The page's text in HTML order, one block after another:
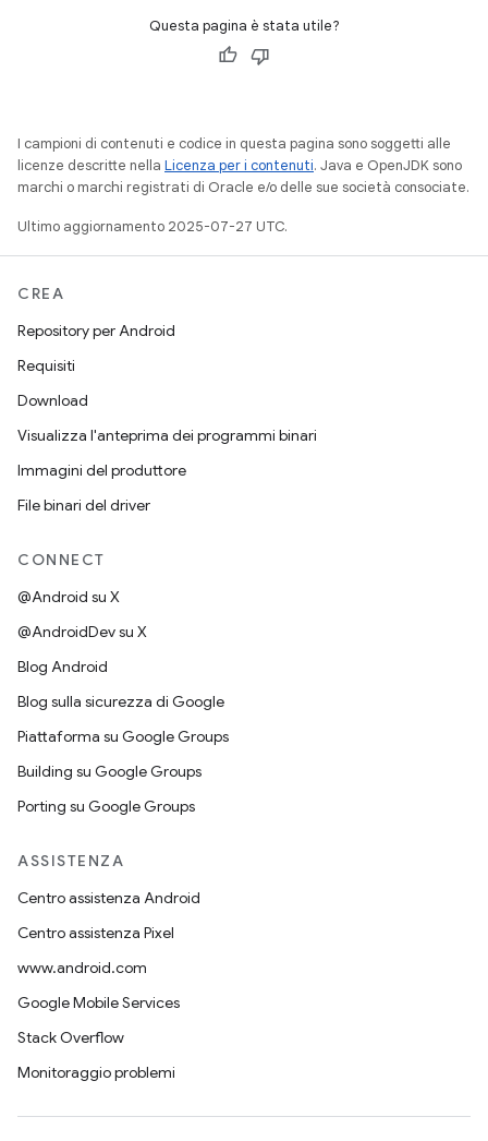
Questa pagina è stata utile?
I campioni di contenuti e codice in questa pagina sono soggetti alle
licenze descritte nella Licenza per i contenuti. Java e OpenJDK sono
marchi o marchi registrati di Oracle e/o delle sue società consociate.
Ultimo aggiornamento 2025-07-27 UTC.
CREA
Repository per Android
Requisiti
Download
Visualizza l'anteprima dei programmi binari
Immagini del produttore
File binari del driver
CONNECT
@Android su X
@AndroidDev su X
Blog Android
Blog sulla sicurezza di Google
Piattaforma su Google Groups
Building su Google Groups
Porting su Google Groups
ASSISTENZA
Centro assistenza Android
Centro assistenza Pixel
www.android.com
Google Mobile Services
Stack Overflow
Monitoraggio problemi